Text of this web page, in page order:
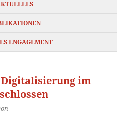
ENGAGEMENT
im